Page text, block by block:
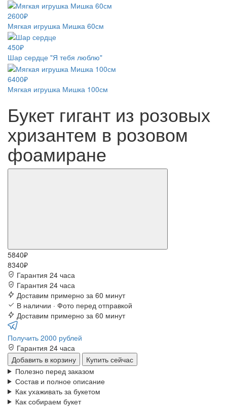
2600₽
Мягкая игрушка Мишка 60см
450₽
Шар сердце "Я тебя люблю"
6400₽
Мягкая игрушка Мишка 100см
Букет гигант из розовых
хризантем в розовом
фоамиране
5840₽
8340₽
Гарантия 24 часа
Гарантия 24 часа
Доставим примерно за 60 минут
В наличии · Фото перед отправкой
Доставим примерно за 60 минут
Получить 2000 рублей
Гарантия 24 часа
Добавить в корзину
Купить сейчас
Полезно перед заказом
Состав и полное описание
Как ухаживать за букетом
Как собираем букет